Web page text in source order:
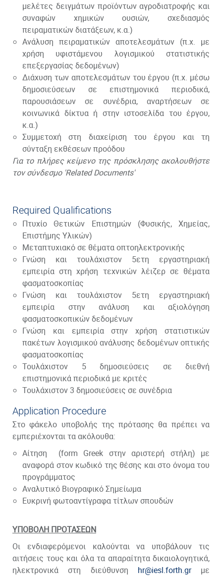
μελέτες δειγμάτων προϊόντων αγροδιατροφής και
συναφών χημικών ουσιών, σχεδιασμός
πειραματικών διατάξεων, κ.α.)
Ανάλυση πειραματικών αποτελεσμάτων (π.χ. με
χρήση υφιστάμενου λογισμικού στατιστικής
επεξεργασίας δεδομένων)
Διάχυση των αποτελεσμάτων του έργου (π.χ. μέσω
δημοσιεύσεων σε επιστημονικά περιοδικά,
παρουσιάσεων σε συνέδρια, αναρτήσεων σε
κοινωνικά δίκτυα ή στην ιστοσελίδα του έργου,
κ.α.)
Συμμετοχή στη διαχείριση του έργου και τη
σύνταξη εκθέσεων προόδου
Για το πλήρες κείμενο της πρόσκλησης ακολουθήστε
τον σύνδεσμο 'Related Documents'
Required Qualifications
Πτυχίο Θετικών Επιστημών (Φυσικής, Χημείας,
Επιστήμης Υλικών)
Μεταπτυχιακό σε θέματα οπτοηλεκτρονικής
Γνώση και τουλάχιστον 5ετη εργαστηριακή
εμπειρία στη χρήση τεχνικών λέιζερ σε θέματα
φασματοσκοπίας
Γνώση και τουλάχιστον 5ετη εργαστηριακή
εμπειρία στην ανάλυση και αξιολόγηση
φασματοσκοπικών δεδομένων
Γνώση και εμπειρία στην χρήση στατιστικών
πακέτων λογισμικού ανάλυσης δεδομένων οπτικής
φασματοσκοπίας
Τουλάχιστον 5 δημοσιεύσεις σε διεθνή
επιστημονικά περιοδικά με κριτές
Τουλάχιστον 3 δημοσιεύσεις σε συνέδρια
Application Procedure
Στο φάκελο υποβολής της πρότασης θα πρέπει να
εμπεριέχονται τα ακόλουθα:
Αίτηση
(form Greek στην αριστερή στήλη) με
αναφορά στον κωδικό της θέσης και στο όνομα του
προγράμματος
Αναλυτικό Βιογραφικό Σημείωμα
Ευκρινή φωτοαντίγραφα τίτλων σπουδών
ΥΠΟΒΟΛΗ ΠΡΟΤΑΣΕΩΝ
Οι ενδιαφερόμενοι καλούνται να υποβάλουν τις
αιτήσεις τους και όλα τα απαραίτητα δικαιολογητικά,
ηλεκτρονικά στη διεύθυνση hr@iesl.forth.grμε